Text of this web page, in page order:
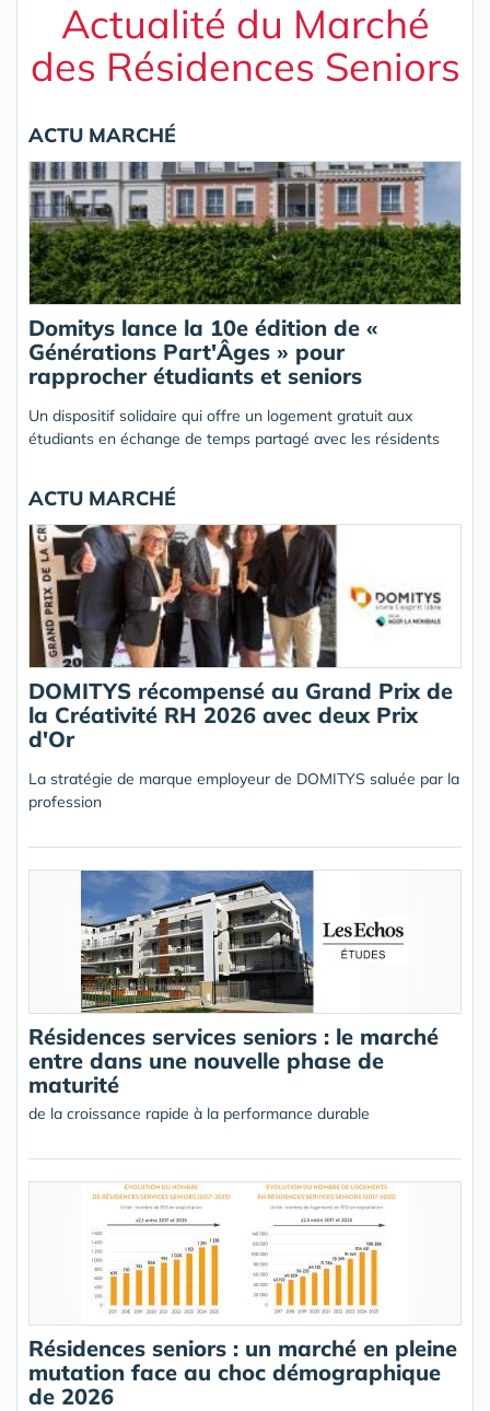
Actualité du Marché
des Résidences Seniors
ACTU MARCHÉ
Domitys lance la 10e édition de «
Générations Part'Âges » pour
rapprocher étudiants et seniors
Un dispositif solidaire qui offre un logement gratuit aux
étudiants en échange de temps partagé avec les résidents
ACTU MARCHÉ
DOMITYS récompensé au Grand Prix de
la Créativité RH 2026 avec deux Prix
d'Or
La stratégie de marque employeur de DOMITYS saluée par la
profession
Résidences services seniors : le marché
entre dans une nouvelle phase de
maturité
de la croissance rapide à la performance durable
Résidences seniors : un marché en pleine
mutation face au choc démographique
de 2026